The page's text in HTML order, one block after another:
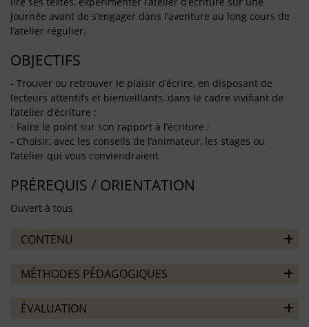
journée avant de s’engager dans l’aventure au long cours de
l’atelier régulier.
OBJECTIFS
- Trouver ou retrouver le plaisir d’écrire, en disposant de
lecteurs attentifs et bienveillants, dans le cadre vivifiant de
l’atelier d’écriture ;
- Faire le point sur son rapport à l’écriture ;
- Choisir, avec les conseils de l’animateur, les stages ou
l’atelier qui vous conviendraient
PRÉREQUIS / ORIENTATION
Ouvert à tous
CONTENU
MÉTHODES PÉDAGOGIQUES
ÉVALUATION